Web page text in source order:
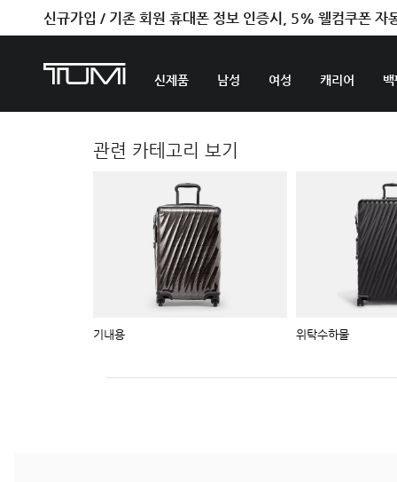
신규가입 / 기존 회원 휴대폰 정보 인증시, 5% 웰컴쿠폰 자
벤트라 컬렉션을 온라인에서만 단독으로 만나보세요.
신제품 남성 여성 캐리어
관련 카테고리 보기
기내용 위탁수하물